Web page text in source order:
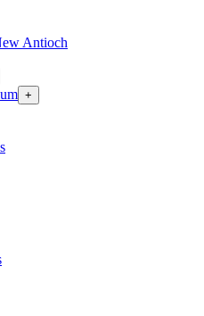
Antioch
+